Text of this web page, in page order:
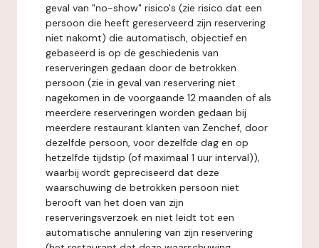
geval van "no-show" risico's (zie risico dat een
persoon die heeft gereserveerd zijn reservering
niet nakomt) die automatisch, objectief en
gebaseerd is op de geschiedenis van
reserveringen gedaan door de betrokken
persoon (zie in geval van reservering niet
nagekomen in de voorgaande 12 maanden of als
meerdere reserveringen worden gedaan bij
meerdere restaurant klanten van Zenchef, door
dezelfde persoon, voor dezelfde dag en op
hetzelfde tijdstip (of maximaal 1 uur interval)),
waarbij wordt gepreciseerd dat deze
waarschuwing de betrokken persoon niet
berooft van het doen van zijn
reserveringsverzoek en niet leidt tot een
automatische annulering van zijn reservering